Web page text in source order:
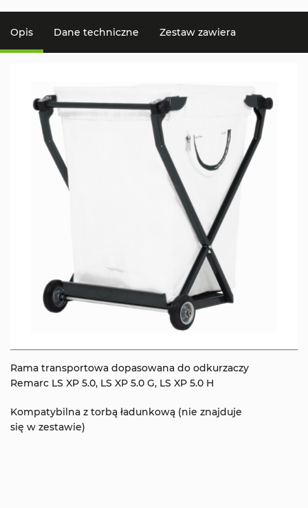
Opis Dane techniczne Zestaw zawiera
Rama transportowa dopasowana do odkurzaczy
Remarc LS XP 5.0, LS XP 5.0 G, LS XP 5.0 H
Kompatybilna z torbą ładunkową (nie znajduje
się w zestawie)